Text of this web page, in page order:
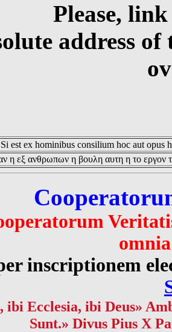
Please,
address
Si est ex hominibus consilium hoc aut opus
η εξ ανθρωπων η βουλη αυτη η το εργον
inscriptionem
ibi Ecclesia, ibi Deus»
Sunt.» Divus Pius X